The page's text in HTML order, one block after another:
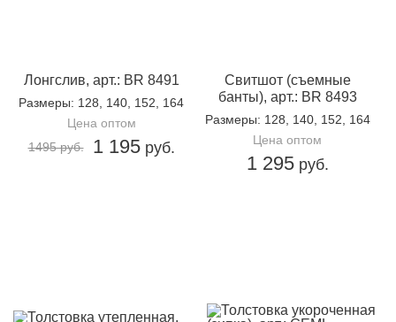
Лонгслив, арт.: BR 8491
Размеры: 128, 140, 152, 164
Цена оптом
1495 руб.
1 195руб.
Свитшот (съемные
банты), арт.: BR 8493
Размеры: 128, 140, 152, 164
Цена оптом
1 295руб.